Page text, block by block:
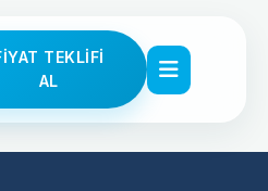
TEKLIFI
AL